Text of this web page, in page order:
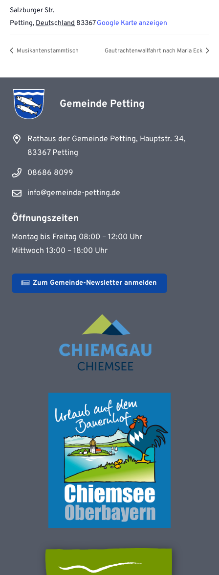
Salzburger Str.
Petting, Deutschland 83367 Google Karte anzeigen
Musikantenstammtisch Gautrachtenwallfahrt nach Maria Eck
Gemeinde Petting
Rathaus der Gemeinde Petting, Hauptstr. 34,
83367 Petting
08686 8099
info@gemeinde-petting.de
Öffnungszeiten
Montag bis Freitag 08:00 – 12:00 Uhr
Mittwoch 13:00 – 18:00 Uhr
Zum Gemeinde-Newsletter anmelden